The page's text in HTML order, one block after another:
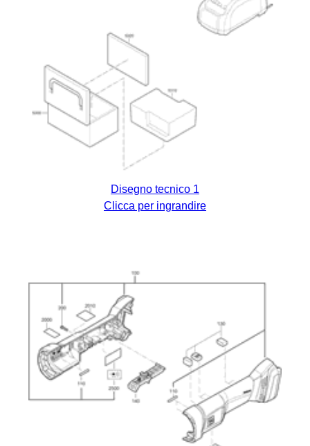
Disegno tecnico 1
Clicca per ingrandire